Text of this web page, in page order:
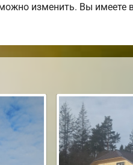
изменить. Вы имеете